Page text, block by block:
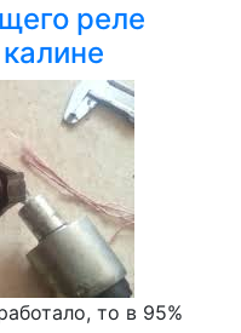
реле
то в 95%